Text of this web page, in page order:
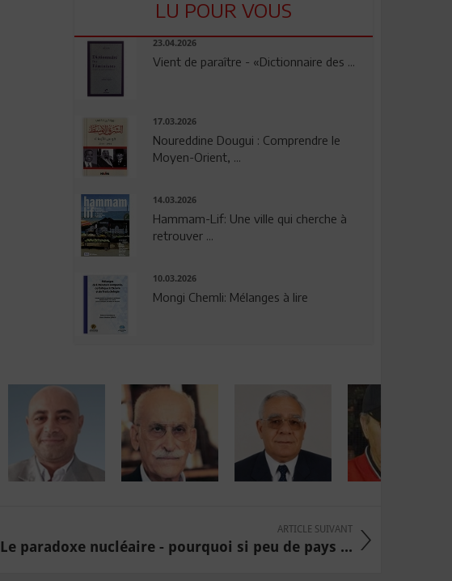
LU POUR VOUS
23.04.2026
Vient de paraître - «Dictionnaire des ...
17.03.2026
Noureddine Dougui : Comprendre le
Moyen-Orient, ...
14.03.2026
Hammam-Lif: Une ville qui cherche à
retrouver ...
10.03.2026
Mongi Chemli: Mélanges à lire
ARTICLE SUIVANT
Le paradoxe nucléaire - pourquoi si peu de pays ...